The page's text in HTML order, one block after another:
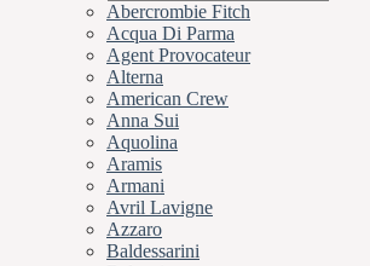
Abercrombie Fitch
Acqua Di Parma
Agent Provocateur
Alterna
American Crew
Anna Sui
Aquolina
Aramis
Armani
Avril Lavigne
Azzaro
Baldessarini